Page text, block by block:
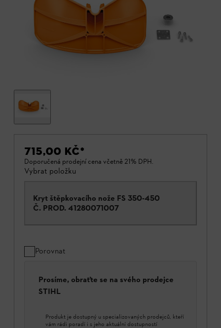
715,00 KČ*
Doporučená prodejní cena včetně 21% DPH.
Vybrat položku
Kryt štěpkovacího nože FS 350-450
Č. PROD. 41280071007
Porovnat
Prosíme, obraťte se na svého prodejce
STIHL
Produkt je dostupný u specializovaných prodejců, kteří
vám rádi poradí i s jeho aktuální dostupností